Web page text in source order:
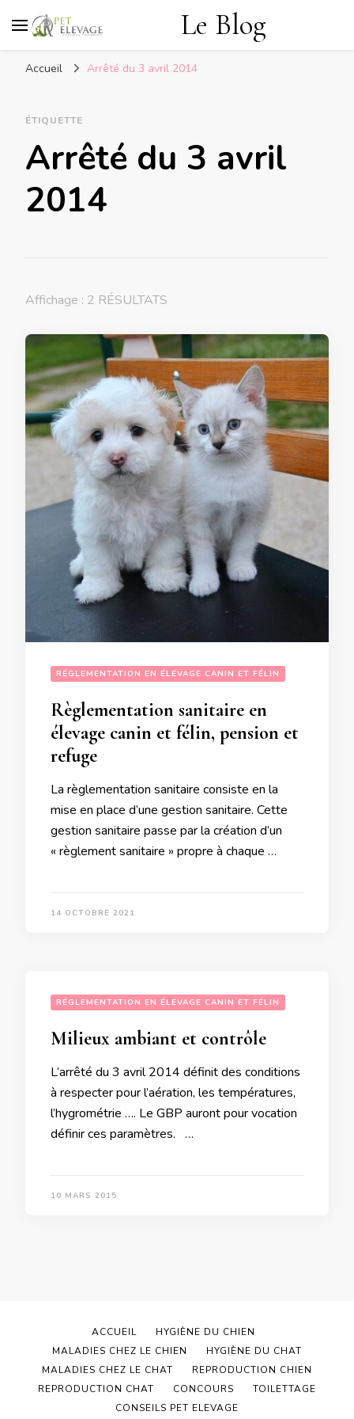
Le Blog
Accueil Arrêté du 3 avril 2014
ÉTIQUETTE
Arrêté du 3 avril
2014
Affichage : 2 RÉSULTATS
RÉGLEMENTATION EN ÉLEVAGE CANIN ET FÉLIN
Règlementation sanitaire en
élevage canin et félin, pension et
refuge
La règlementation sanitaire consiste en la
mise en place d’une gestion sanitaire. Cette
gestion sanitaire passe par la création d’un
« règlement sanitaire » propre à chaque …
14 OCTOBRE 2021
RÉGLEMENTATION EN ÉLEVAGE CANIN ET FÉLIN
Milieux ambiant et contrôle
L’arrêté du 3 avril 2014 définit des conditions
à respecter pour l’aération, les températures,
l’hygrométrie …. Le GBP auront pour vocation
définir ces paramètres. …
10 MARS 2015
ACCUEIL
HYGIÈNE DU CHIEN
MALADIES CHEZ LE CHIEN
HYGIÈNE DU CHAT
MALADIES CHEZ LE CHAT
REPRODUCTION CHIEN
REPRODUCTION CHAT
CONCOURS
TOILETTAGE
CONSEILS PET ELEVAGE